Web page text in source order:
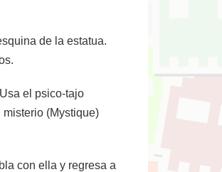
de la estatua.
el psico-tajo
(Mystique)
con ella y regresa a